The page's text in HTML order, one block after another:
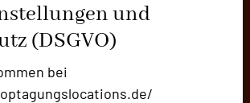
und
(DSGVO)
bei